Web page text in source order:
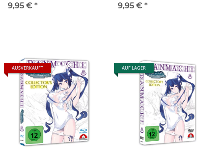
9,95 € *
9,95 € *
AUSVERKAUFT AUF LAGER